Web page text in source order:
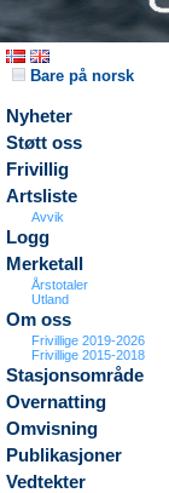
Bare på norsk
Nyheter
Støtt oss
Frivillig
Artsliste
Avvik
Logg
Merketall
Årstotaler
Utland
Om oss
Frivillige 2019-2026
Frivillige 2015-2018
Stasjonsområde
Overnatting
Omvisning
Publikasjoner
Vedtekter